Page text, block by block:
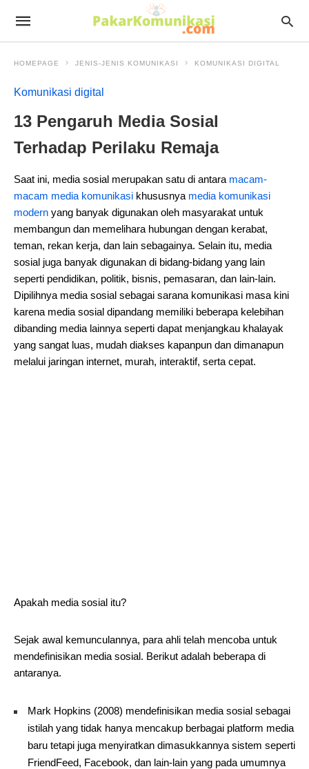
HOMEPAGE JENIS-JENIS KOMUNIKASI KOMUNIKASI DIGITAL
Komunikasi digital
13 Pengaruh Media Sosial
Terhadap Perilaku Remaja
Saat ini, media sosial merupakan satu di antara macam-
macam media komunikasi khususnya media komunikasi
modern yang banyak digunakan oleh masyarakat untuk
membangun dan memelihara hubungan dengan kerabat,
teman, rekan kerja, dan lain sebagainya. Selain itu, media
sosial juga banyak digunakan di bidang-bidang yang lain
seperti pendidikan, politik, bisnis, pemasaran, dan lain-lain.
Dipilihnya media sosial sebagai sarana komunikasi masa kini
karena media sosial dipandang memiliki beberapa kelebihan
dibanding media lainnya seperti dapat menjangkau khalayak
yang sangat luas, mudah diakses kapanpun dan dimanapun
melalui jaringan internet, murah, interaktif, serta cepat.
Apakah media sosial itu?
Sejak awal kemunculannya, para ahli telah mencoba untuk
mendefinisikan media sosial. Berikut adalah beberapa di
antaranya.
Mark Hopkins (2008) mendefinisikan media sosial sebagai
istilah yang tidak hanya mencakup berbagai platform media
baru tetapi juga menyiratkan dimasukkannya sistem seperti
FriendFeed, Facebook, dan lain-lain yang pada umumnya